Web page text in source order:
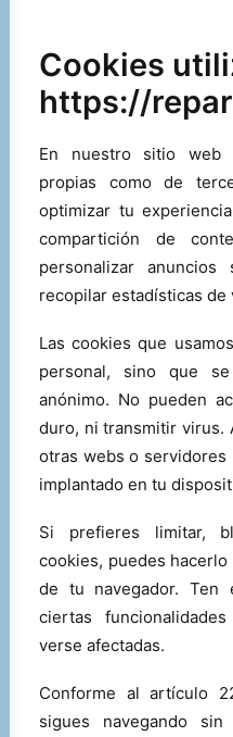
Cookies
https://
En nuestro sitio web
propias como de
optimizar tu
compartición de
personalizar
recopilar estadísticas de
Las cookies que
personal, sino que
anónimo. No pueden
duro, ni transmitir virus.
otras webs o servidores
implantado en tu
Si prefieres limitar,
cookies, puedes
de tu navegador. Ten
ciertas
verse afectadas.
Conforme al artículo
sigues navegando